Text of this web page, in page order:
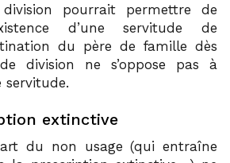
pourrait permettre de
d’une servitude de
du père de famille dès
division ne s’oppose pas à
servitude.
extinctive
du non usage (qui entraîne